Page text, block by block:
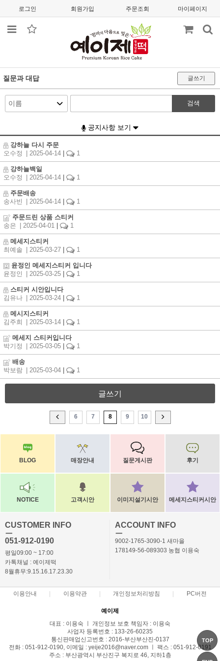
로그인 회원가입 주문조회 마이페이지
질문과 대답 글쓰기
검색
공지사항 보기
강하늘 다시 주문
오수정
| 2025-04-14 1
강하늘백일
오수정
| 2025-04-14 1
주문배송
송사빈
| 2025-04-14 1
주문드린 상품 스티커
송은
| 2025-04-01 1
메세지스티커
최예솔
| 2025-03-27 1
윤정인 메세지스티커 입니다
윤정인
| 2025-03-25 1
스티커 시안입니다
김유나
| 2025-03-24 1
메시지스티커
김주희
| 2025-03-14 1
메세지 스티커입니다
박기정
| 2025-03-05 1
배송
박보람
| 2025-03-04 1
글쓰기
6 7 8 9 10
BLOG 매장안내 질문게시판 후기
NOTICE 고객시안 이미지설기시안 메세지스티커시안
CUSTOMER INFO
ㅡ
051-912-0190
평일09:00 ~ 17:00
카톡채널 : 예이제떡
8월휴무:9.15.16.17.23.30
ACCOUNT INFO
ㅡ
9002-1765-3090-1 새마을
178149-56-089303 농협 이용숙
이용안내 이용약관 개인정보처리방침 PC버전
예이제
대표 : 이용숙 ㅣ 개인정보 보호 책임자 : 이용숙
사업자 등록번호 : 133-26-60235
통신판매업신고번호 : 2016-부산부산진-0137
전화 : 051-912-0190, 이메일 : yeije2016@naver.com ㅣ 팩스 : 051-912-0191
주소 : 부산광역시 부산진구 복지로 46, 지하1층
TOP